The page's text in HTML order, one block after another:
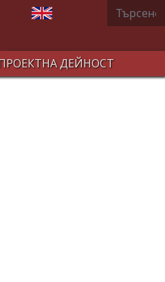
Изберете език Търсене
ДЕЙНОСТ